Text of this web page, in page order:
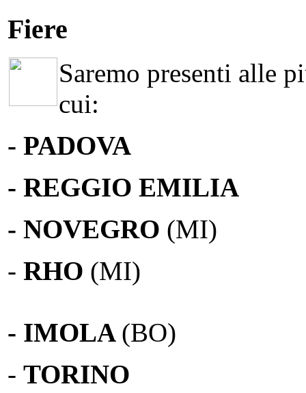
Fiere
Saremo presenti alle
cui:
- PADOVA
- REGGIO EMILIA
- NOVEGRO (MI)
- RHO (MI)
- IMOLA (BO)
- TORINO